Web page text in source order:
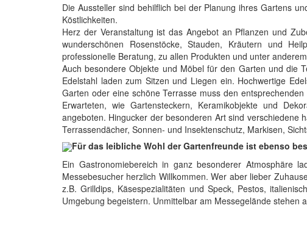
Die Aussteller sind behilflich bei der Planung ihres Gartens
Köstlichkeiten.
Herz der Veranstaltung ist das Angebot an Pflanzen und
wunderschönen Rosenstöcke, Stauden, Kräutern und
professionelle Beratung, zu allen Produkten und unter
Auch besondere Objekte und Möbel für den Garten und die
Edelstahl laden zum Sitzen und Liegen ein. Hochwertige
Garten oder eine schöne Terrasse muss den
Erwarteten, wie Gartensteckern, Keramikobjekte und
angeboten. Hingucker der besonderen Art sind
Terrassendächer, Sonnen- und Insektenschutz, Markisen,
Für das leibliche Wohl der Gartenfreunde ist ebenso
Ein Gastronomiebereich in ganz besonderer Atmosphäre
Messebesucher herzlich Willkommen. Wer aber lieber
z.B. Grilldips, Käsespezialitäten und Speck, Pestos,
Umgebung begeistern. Unmittelbar am Messegelände stehen